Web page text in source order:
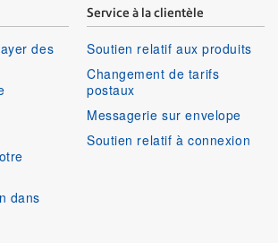
des
dans
Service à la clientèle
Soutien relatif aux produits
Changement de tarifs
postaux
Messagerie sur envelope
Soutien relatif à connexion